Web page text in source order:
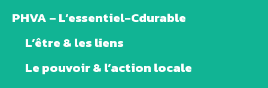
PHVA – L’essentiel-Cdurable
L’être & les liens
Le pouvoir & l’action locale